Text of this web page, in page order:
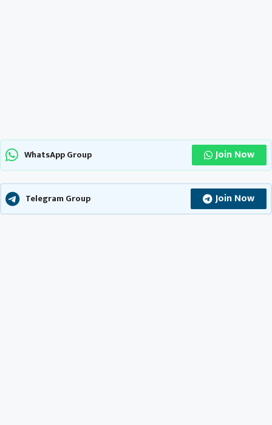
WhatsApp Group Join Now
Telegram Group Join Now